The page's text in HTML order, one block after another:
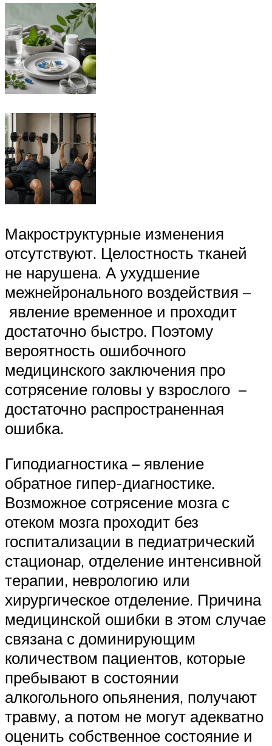
Макроструктурные изменения
отсутствуют. Целостность тканей
не нарушена. А ухудшение
межнейронального воздействия –
явление временное и проходит
достаточно быстро. Поэтому
вероятность ошибочного
медицинского заключения про
сотрясение головы у взрослого –
достаточно распространенная
ошибка.
Гиподиагностика – явление
обратное гипер-диагностике.
Возможное сотрясение мозга с
отеком мозга проходит без
госпитализации в педиатрический
стационар, отделение интенсивной
терапии, неврологию или
хирургическое отделение. Причина
медицинской ошибки в этом случае
связана с доминирующим
количеством пациентов, которые
пребывают в состоянии
алкогольного опьянения, получают
травму, а потом не могут адекватно
оценить собственное состояние и